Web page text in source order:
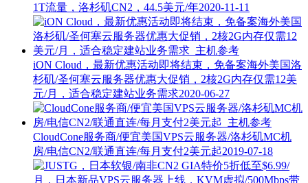
1T流量，洛杉矶CN2，44.5美元/年2020-11-11
iON Cloud，最新优惠活动即将结束，免备案海外美国洛
杉矶/圣何塞云服务器优惠大促销，2核2G内存仅需12美
元/月，适合稳定建站业务需求2020-06-27
CloudCone服务商/便宜美国VPS云服务器/洛杉矶MC机
房/电信CN2/联通直连/每月支付2美元起2019-07-18